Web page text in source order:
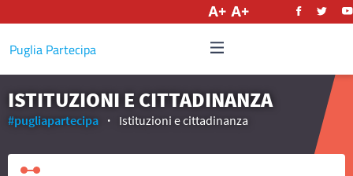
Puglia Partecipa
ISTITUZIONI E CITTADINANZA
#pugliapartecipa Istituzioni e cittadinanza